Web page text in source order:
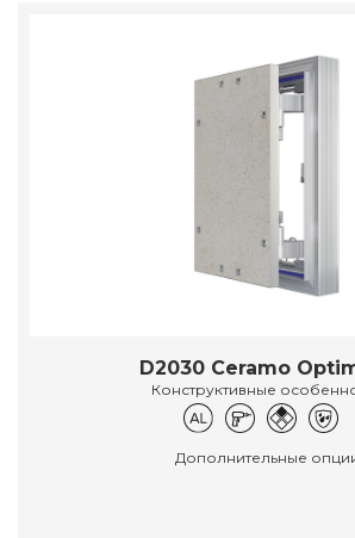
D2030 Ceramo
Конструктивные
Дополнительные